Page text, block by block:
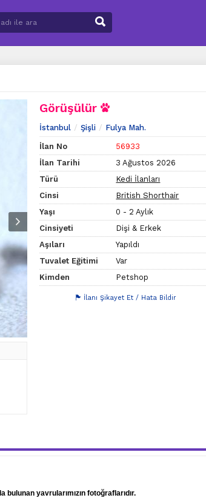
Görüşülür
İstanbul Şişli Fulya Mah.
İlan No
56933
İlan Tarihi
3 Ağustos 2026
Türü
Kedi İlanları
Cinsi
British Shorthair
Yaşı
0 - 2 Aylık
Cinsiyeti
Dişi & Erkek
Aşıları
Yapıldı
Tuvalet Eğitimi
Var
Kimden
Petshop
İlanı Şikayet Et / Hata Bildir
yavrularımızın fotoğraflarıdır.